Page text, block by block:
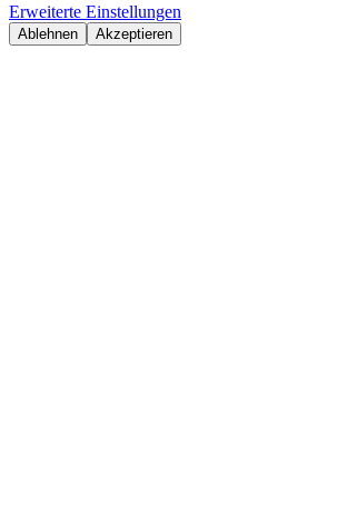
Erweiterte Einstellungen
Ablehnen Akzeptieren